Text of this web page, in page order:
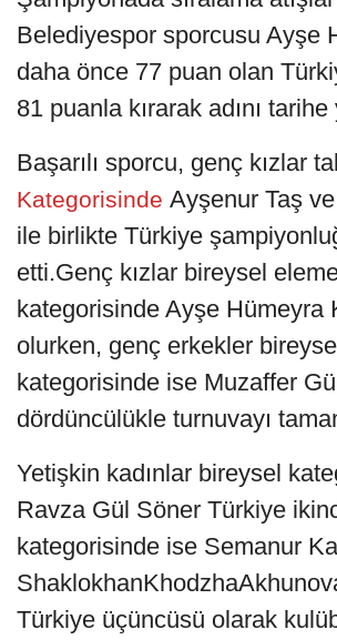
Belediyespor sporcusu Ayşe
daha önce 77 puan olan
81 puanla kırarak adını tarihe
Başarılı sporcu, genç kızlar
Kategorisinde Ayşenur Taş
ile birlikte Türkiye
etti.Genç kızlar bireysel
kategorisinde Ayşe Hümeyra
olurken, genç erkekler
kategorisinde ise Muzaffer
dördüncülükle turnuvayı
Yetişkin kadınlar bireysel
Ravza Gül Söner Türkiye
kategorisinde ise Semanur
Türkiye üçüncüsü olarak